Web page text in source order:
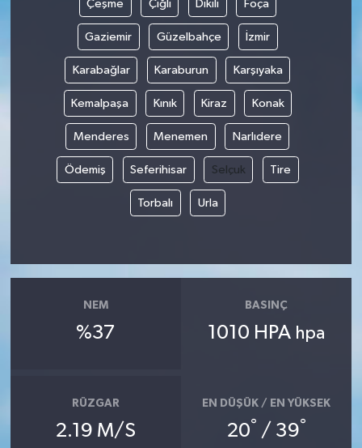
Çeşme Çiğli Dikili Foça
Gaziemir Güzelbahçe İzmir
Karabağlar Karaburun Karşıyaka
Kemalpaşa Kınık Kiraz Konak
Menderes Menemen Narlıdere
Ödemiş Seferihisar Selçuk Tire
Torbalı Urla
NEM
%37
BASINÇ
1010 HPA hpa
RÜZGAR
2.19 M/S
EN DÜŞÜK / EN YÜKSEK
20° / 39°